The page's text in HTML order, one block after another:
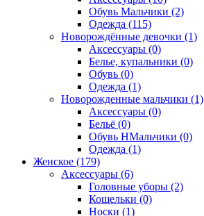
Обувь Мальчики (2)
Одежда (115)
Новорождённые девочки (1)
Аксессуары (0)
Белье, купальники (0)
Обувь (0)
Одежда (1)
Новорожденные мальчики (1)
Аксессуары (0)
Бельё (0)
Обувь НМальчики (0)
Одежда (1)
Женское (179)
Аксессуары (6)
Головные уборы (2)
Кошельки (0)
Носки (1)